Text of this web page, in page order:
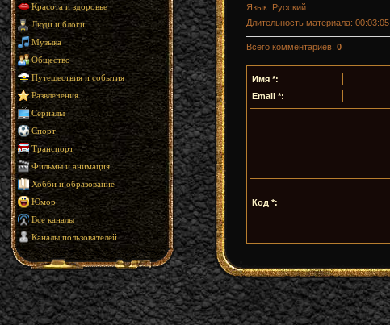
Красота и здоровье
Люди и блоги
Музыка
Общество
Путешествия и события
Развлечения
Сериалы
Спорт
Транспорт
Фильмы и анимация
Хобби и образование
Юмор
Все каналы
Каналы пользователей
Язык: Русский
Длительность материала: 00:03:05
Всего комментариев: 0
Имя *:
Email *:
Код *: